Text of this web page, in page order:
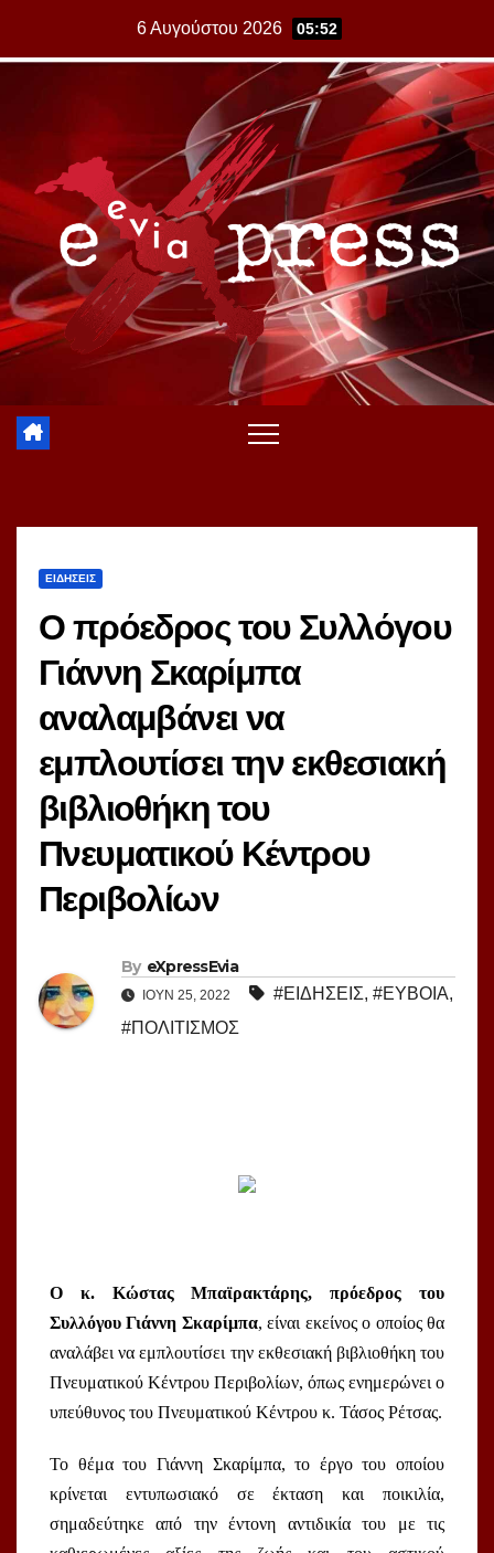
6 Αυγούστου 2026 05:52
ΕΙΔΗΣΕΙΣ
Ο πρόεδρος του Συλλόγου
Γιάννη Σκαρίμπα
αναλαμβάνει να
εμπλουτίσει την εκθεσιακή
βιβλιοθήκη του
Πνευματικού Κέντρου
Περιβολίων
By eXpressEvia
ΙΟΎΝ 25, 2022 #ΕΙΔΗΣΕΙΣ, #ΕΥΒΟΙΑ,
#ΠΟΛΙΤΙΣΜΟΣ
Ο κ. Κώστας Μπαϊρακτάρης, πρόεδρος του
Συλλόγου Γιάννη Σκαρίμπα, είναι εκείνος ο οποίος θα
αναλάβει να εμπλουτίσει την εκθεσιακή βιβλιοθήκη του
Πνευματικού Κέντρου Περιβολίων, όπως ενημερώνει ο
Το θέμα του Γιάννη Σκαρίμπα, το έργο του οποίου
κρίνεται εντυπωσιακό σε έκταση και ποικιλία,
σημαδεύτηκε από την έντονη αντιδικία του με τις